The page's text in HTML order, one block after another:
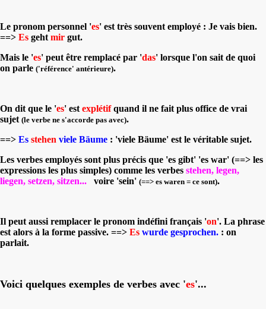
Le pronom personnel 'es' est très souvent employé : Je vais bien.
==> Es geht mir gut.
Mais le 'es' peut être remplacé par 'das' lorsque l'on sait de quoi
on parle ('référence' antérieure).
On dit que le 'es' est explétif quand il ne fait plus office de vrai
sujet (le verbe ne s'accorde pas avec).
==> Es stehen viele Bäume : 'viele Bäume' est le véritable sujet.
Les verbes employés sont plus précis que 'es gibt' 'es war' (==> les
expressions les plus simples) comme les verbes stehen, legen,
liegen, setzen, sitzen... voire 'sein' (==> es waren = ce sont).
Il peut aussi remplacer le pronom indéfini français 'on'. La phrase
est alors à la forme passive. ==> Es wurde gesprochen. : on
parlait.
Voici quelques exemples de verbes avec 'es'...